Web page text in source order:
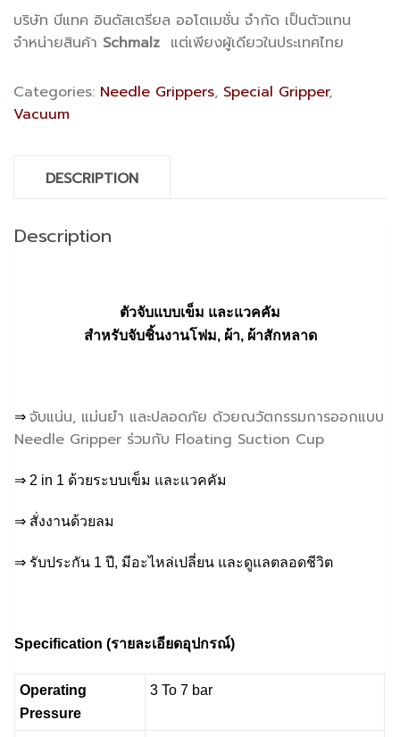
บริษัท บีแทค อินดัสเตรียล ออโตเมชั่น จำกัด เป็นตัวแทน
จำหน่ายสินค้า Schmalz แต่เพียงผู้เดียวในประเทศไทย
Categories: Needle Grippers, Special Gripper,
Vacuum
DESCRIPTION
Description
ตัวจับแบบเข็ม และแวคคัม
สำหรับจับชิ้นงานโฟม, ผ้า, ผ้าสักหลาด
⇒ จับแน่น, แม่นยำ และปลอดภัย ด้วยณวัตกรรมการออกแบบ
Needle Gripper ร่วมกับ Floating Suction Cup
⇒ 2 in 1 ด้วยระบบเข็ม และแวคคัม
⇒ สั่งงานด้วยลม
⇒ รับประกัน 1 ปี, มีอะไหล่เปลี่ยน และดูแลตลอดชีวิต
Specification (รายละเอียดอุปกรณ์)
Operating
Pressure
3 To 7 bar